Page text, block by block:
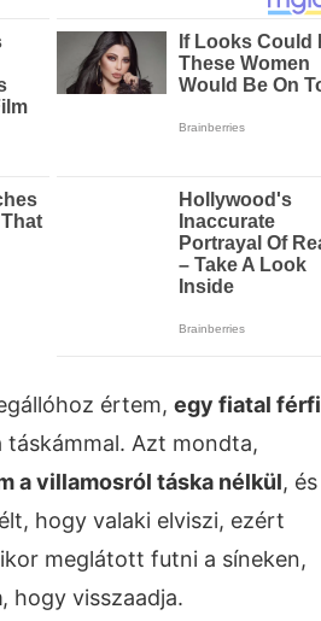
értem, egy fiatal férfi
táskámmal. Azt mondta,
a villamosról táska nélkül, és
hogy valaki elviszi, ezért
meglátott futni a síneken,
, hogy visszaadja.